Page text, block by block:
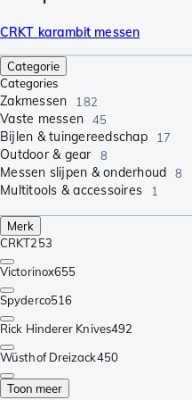
CRKT karambit messen
Categorie
Categories
Zakmessen 182
Vaste messen 45
Bijlen & tuingereedschap 17
Outdoor & gear 8
Messen slijpen & onderhoud 8
Multitools & accessoires 1
Merk
CRKT253
Victorinox655
Spyderco516
Rick Hinderer Knives492
Wüsthof Dreizack450
Toon meer